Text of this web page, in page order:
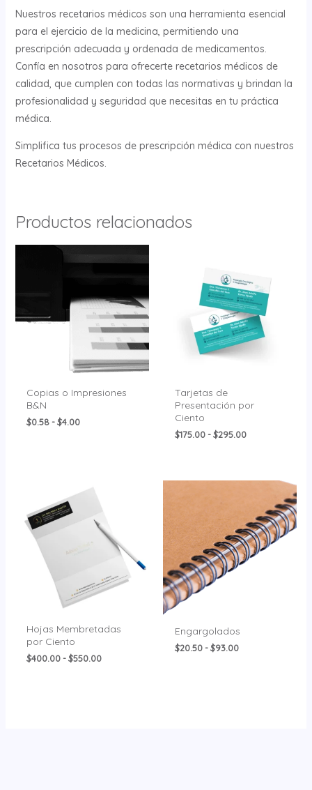
Nuestros recetarios médicos son una herramienta esencial
para el ejercicio de la medicina, permitiendo una
prescripción adecuada y ordenada de medicamentos.
Confía en nosotros para ofrecerte recetarios médicos de
calidad, que cumplen con todas las normativas y brindan la
profesionalidad y seguridad que necesitas en tu práctica
médica.
Simplifica tus procesos de prescripción médica con nuestros
Recetarios Médicos.
Productos relacionados
Copias o Impresiones
B&N
$0.58 - $4.00
de
hasta
$4.00
Tarjetas de
Presentación por
Ciento
$175.00 - $295.00
desde
$175.00
hasta
$295.00
Hojas Membretadas
por Ciento
$400.00 - $550.00
precios:
$400.00
hasta
$550.00
Engargolados
$20.50 - $93.00
precios:
desde
$20.50
hasta
$93.00